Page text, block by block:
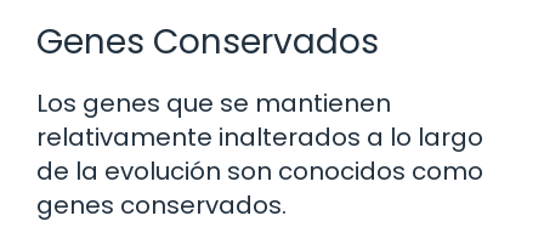
Genes Conservados
Los genes que se mantienen
relativamente inalterados a lo largo
de la evolución son conocidos como
genes conservados.